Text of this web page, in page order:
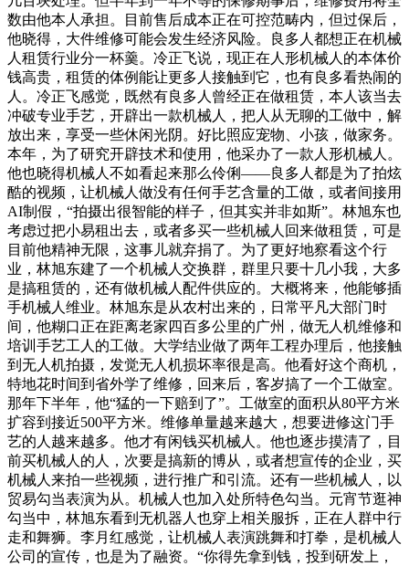
数由他本人承担。目前售后成本正在可控范畴内，但过保后，
他晓得，大件维修可能会发生经济风险。良多人都想正在机械
人租赁行业分一杯羹。冷正飞说，现正在人形机械人的本体价
钱高贵，租赁的体例能让更多人接触到它，也有良多看热闹的
人。冷正飞感觉，既然有良多人曾经正在做租赁，本人该当去
冲破专业手艺，开辟出一款机械人，把人从无聊的工做中，解
放出来，享受一些休闲光阴。好比照应宠物、小孩，做家务。
本年，为了研究开辟技术和使用，他采办了一款人形机械人。
他也晓得机械人不如看起来那么伶俐——良多人都是为了拍炫
酷的视频，让机械人做没有任何手艺含量的工做，或者间接用
AI制假，“拍摄出很智能的样子，但其实并非如斯”。林旭东也
考虑过把小易租出去，或者多买一些机械人回来做租赁，可是
目前他精神无限，这事儿就弃捐了。为了更好地察看这个行
业，林旭东建了一个机械人交换群，群里只要十几小我，大多
是搞租赁的，还有做机械人配件供应的。大概将来，他能够插
手机械人维业。林旭东是从农村出来的，日常平凡大部门时
间，他糊口正在距离老家四百多公里的广州，做无人机维修和
培训手艺工人的工做。大学结业做了两年工程办理后，他接触
到无人机拍摄，发觉无人机损坏率很是高。他看好这个商机，
特地花时间到省外学了维修，回来后，客岁搞了一个工做室。
那年下半年，他“猛的一下赔到了”。工做室的面积从80平方米
扩容到接近500平方米。维修单量越来越大，想要进修这门手
艺的人越来越多。他才有闲钱买机械人。他也逐步摸清了，目
前买机械人的人，次要是搞新的博从，或者想宣传的企业，买
机械人来拍一些视频，进行推广和引流。还有一些机械人，以
贸易勾当表演为从。机械人也加入处所特色勾当。元宵节逛神
勾当中，林旭东看到无机器人也穿上相关服拆，正在人群中行
走和舞狮。李月红感觉，让机械人表演跳舞和打拳，是机械人
公司的宣传，也是为了融资。“你得先拿到钱，投到研发上，